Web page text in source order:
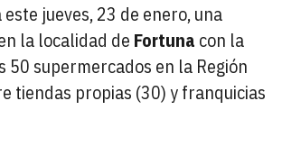
jueves, 23 de enero, una
la localidad de Fortuna con la
50 supermercados en la Región
tiendas propias (30) y franquicias